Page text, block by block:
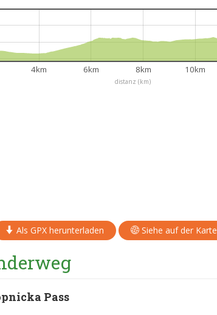
distanz (km)
4km 6km 8km 10km
Als GPX herunterladen Siehe auf der Karte
Pass